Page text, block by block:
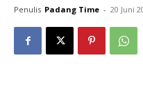
Penulis Padang Time - 20 Juni